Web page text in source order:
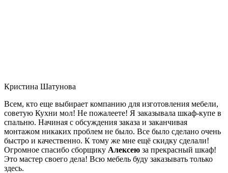
Кристина Шатунова
Всем, кто еще выбирает компанию для изготовления мебели,
советую Кухни мол! Не пожалеете! Я заказывала шкаф-купе в
спальню. Начиная с обсуждения заказа и заканчивая
монтажом никаких проблем не было. Все было сделано очень
быстро и качественно. К тому же мне ещё скидку сделали!
Огромное спасибо сборщику Алексею за прекрасный шкаф!
Это мастер своего дела! Всю мебель буду заказывать только
здесь.